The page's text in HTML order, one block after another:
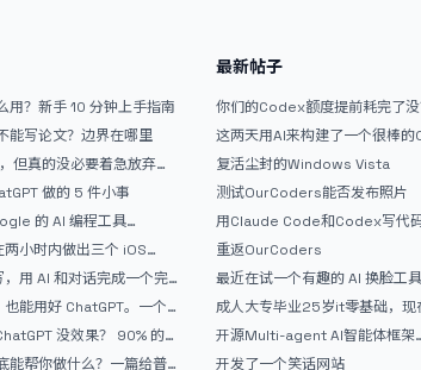
用？新手 10 分钟上手指南
能写论文？边界在哪里
但真的没必要着急放弃
做的 5 件小事
的 AI 编程工具
独立开发者的新时代武器
两小时内做出三个 iOS
+ Gemini 3 实战完
，用 AI 和对话完成一个完
天堂》实战记录
能用好 ChatGPT。一个
没效果？ 90% 的
错了
能帮你做什么？一篇给普
最新帖子
你们的Codex额度提前耗完了
反应如何？
这两天用AI来构建了一个很棒的
精华区
复活尘封的Windows Vista
测试OurCoders能否发布照片
用Claude Code和Codex写代
爽，但是App怎么挣钱还是很难啊
重返OurCoders
最近在试一个有趣的 AI 换脸工
挺不错
成人大专毕业25岁it零基础，现
件设计师，有什么好的建议吗，
开源Multi-agent AI智能体框架
aevatar.ai，欢迎大家贡献代码
开发了一个笑话网站